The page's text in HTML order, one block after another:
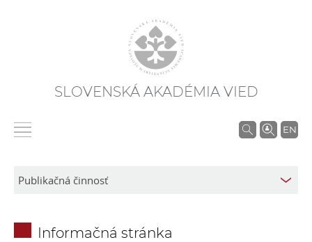
SLOVENSKÁ AKADÉMIA VIED
EN
V
Informačná stránka